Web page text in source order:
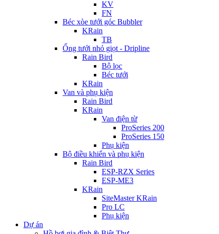
KV
FN
Béc xòe tưới góc Bubbler
KRain
TB
Ống tưới nhỏ giọt - Dripline
Rain Bird
Bộ lọc
Béc tưới
KRain
Van và phụ kiện
Rain Bird
KRain
Van điện từ
ProSeries 200
ProSeries 150
Phụ kiện
Bộ điều khiển và phụ kiện
Rain Bird
ESP-RZX Series
ESP-ME3
KRain
SiteMaster KRain
Pro LC
Phụ kiện
Dự án